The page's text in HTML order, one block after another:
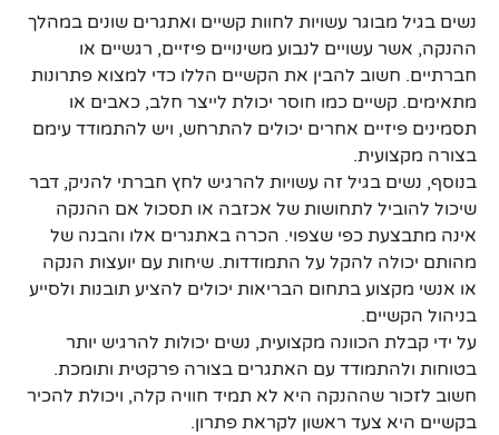
נשים בגיל מבוגר עשויות לחוות קשיים ואתגרים שונים במהלך
ההנקה, אשר עשויים לנבוע משינויים פיזיים, רגשיים או
חברתיים. חשוב להבין את הקשיים הללו כדי למצוא פתרונות
מתאימים. קשיים כמו חוסר יכולת לייצר חלב, כאבים או
תסמינים פיזיים אחרים יכולים להתרחש, ויש להתמודד עימם
בצורה מקצועית.
בנוסף, נשים בגיל זה עשויות להרגיש לחץ חברתי להניק, דבר
שיכול להוביל לתחושות של אכזבה או תסכול אם ההנקה
אינה מתבצעת כפי שצפוי. הכרה באתגרים אלו והבנה של
מהותם יכולה להקל על התמודדות. שיחות עם יועצות הנקה
או אנשי מקצוע בתחום הבריאות יכולים להציע תובנות ולסייע
בניהול הקשיים.
על ידי קבלת הכוונה מקצועית, נשים יכולות להרגיש יותר
בטוחות ולהתמודד עם האתגרים בצורה פרקטית ותומכת.
חשוב לזכור שההנקה היא לא תמיד חוויה קלה, ויכולת להכיר
בקשיים היא צעד ראשון לקראת פתרון.